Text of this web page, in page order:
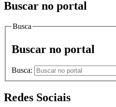
Buscar no portal
Busca
Buscar no portal
Busca:
Redes Sociais